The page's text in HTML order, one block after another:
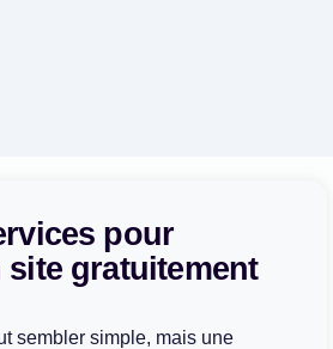
pour
site gratuitement
sembler simple, mais une